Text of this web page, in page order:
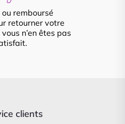
remboursé
retourner votre
n’en êtes pas
clients